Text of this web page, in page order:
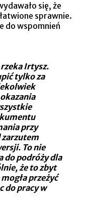
się, że
sprawnie.
do wspomnień
rzeka Irtysz.
tylko za
przy
zarzutem
To nie
do podróży dla
że to zbyt
przeżyć
do pracy w